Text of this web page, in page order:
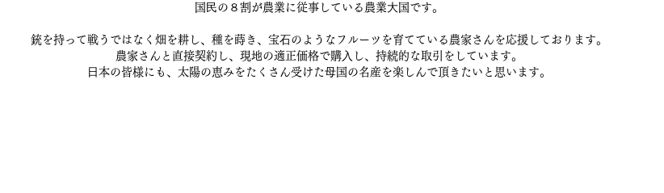
国⺠の８割が農業に従事している農業⼤国です。
銃を持って戦うではなく畑を耕し、種を蒔き、宝⽯のようなフルーツを育てている農家さんを応援しております。
農家さんと直接契約し、現地の適正価格で購⼊し、持続的な取引をしています。
⽇本の皆様にも、太陽の恵みをたくさん受けた⺟国の名産を楽しんで頂きたいと思います。